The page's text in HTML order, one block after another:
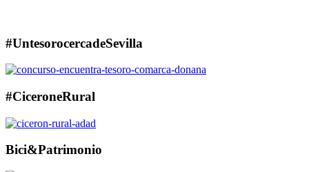
#UntesorocercadeSevilla
#CiceroneRural
Bici&Patrimonio